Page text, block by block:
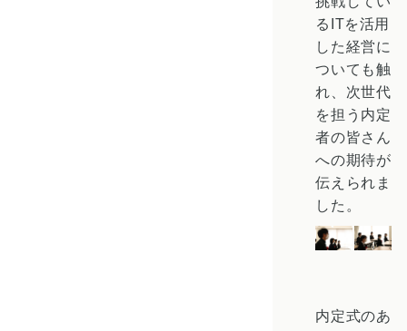
るITを活用
した経営に
ついても触
れ、次世代
を担う内定
者の皆さん
への期待が
伝えられま
した。
内定式のあ